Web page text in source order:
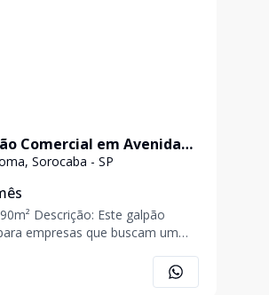
Comercial em Avenida
Oeste, Sorocaba/SP
Sorocaba - SP
galpão
empresas que buscam um
na Zona Oeste de Sorocaba.
a construção foi